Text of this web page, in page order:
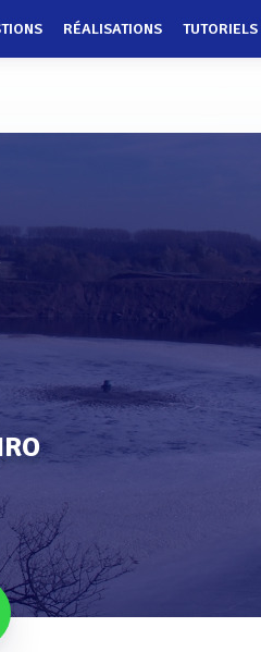
RÉALISATIONS TUTORIELS